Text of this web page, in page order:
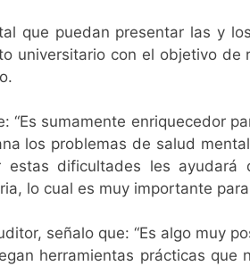
que puedan presentar las y
universitario con el objetivo de
sumamente enriquecedor
los problemas de salud
dificultades les
lo cual es muy importante
señalo que: “Es algo muy
herramientas prácticas que